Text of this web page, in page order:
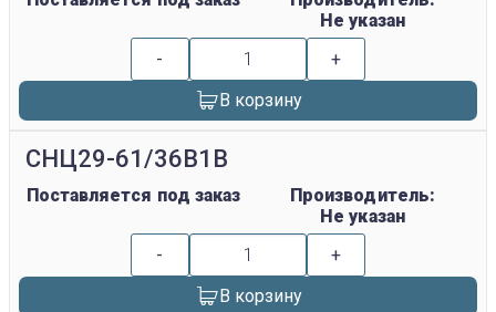
Не указан
-
+
В корзину
СНЦ29-61/36В1В
Поставляется под заказ
Производитель:
Не указан
-
+
В корзину